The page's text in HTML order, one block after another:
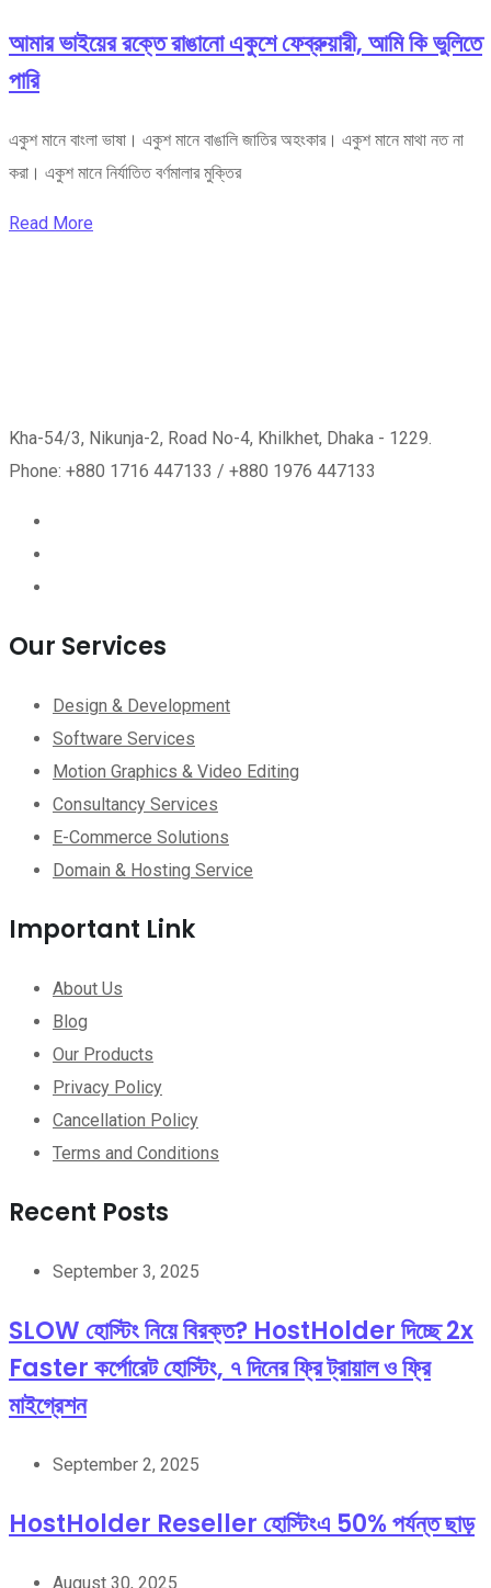
আমার ভাইয়ের রক্তে রাঙানো একুশে ফেব্রুয়ারী, আমি কি ভুলিতে
পারি
একুশ মানে বাংলা ভাষা। একুশ মানে বাঙালি জাতির অহংকার। একুশ মানে মাথা নত না
করা। একুশ মানে নির্যাতিত বর্ণমালার মুক্তির
Read More
Kha-54/3, Nikunja-2, Road No-4, Khilkhet, Dhaka - 1229.
Phone: +880 1716 447133 / +880 1976 447133
Our Services
Design & Development
Software Services
Motion Graphics & Video Editing
Consultancy Services
E-Commerce Solutions
Domain & Hosting Service
Important Link
About Us
Blog
Our Products
Privacy Policy
Cancellation Policy
Terms and Conditions
Recent Posts
September 3, 2025
SLOW হোস্টিং নিয়ে বিরক্ত? HostHolder দিচ্ছে 2x
Faster কর্পোরেট হোস্টিং, ৭ দিনের ফ্রি ট্রায়াল ও ফ্রি
মাইগ্রেশন
September 2, 2025
HostHolder Reseller হোস্টিংএ 50% পর্যন্ত ছাড়
August 30, 2025